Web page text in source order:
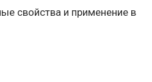
свойства и применение в